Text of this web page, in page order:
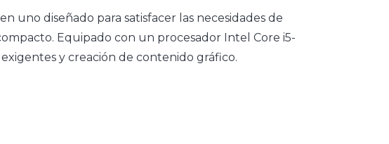
uno diseñado para satisfacer las necesidades de
Equipado con un procesador Intel Core i5-
y creación de contenido gráfico.